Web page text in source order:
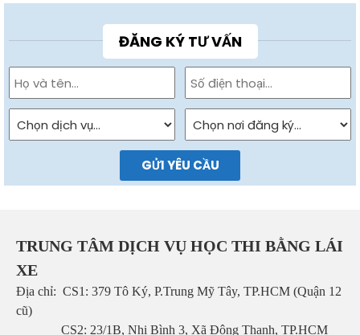
ĐĂNG KÝ TƯ VẤN
GỬI YÊU CẦU
TRUNG TÂM DỊCH VỤ HỌC THI BẰNG LÁI
XE
Địa chỉ: CS1: 379 Tô Ký, P.Trung Mỹ Tây, TP.HCM (Quận 12
cũ)
CS2: 23/1B, Nhị Bình 3, Xã Đông Thạnh, TP.HCM